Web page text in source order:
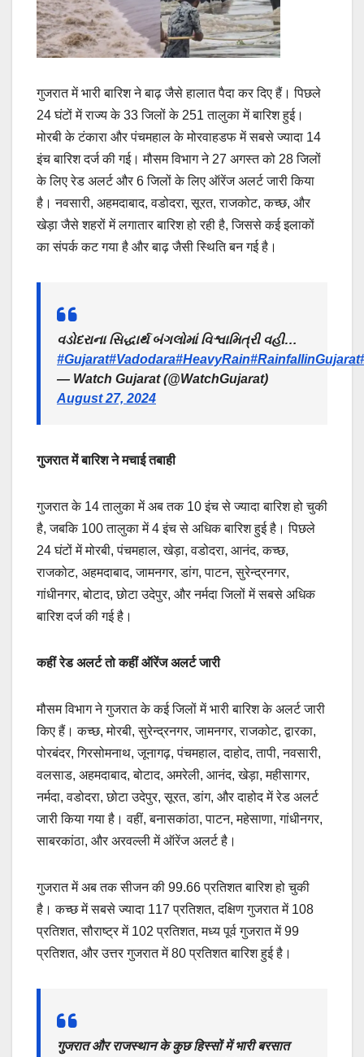
गुजरात में भारी बारिश ने बाढ़ जैसे हालात पैदा कर दिए हैं। पिछले
24 घंटों में राज्य के 33 जिलों के 251 तालुका में बारिश हुई।
मोरबी के टंकारा और पंचमहाल के मोरवाहडफ में सबसे ज्यादा 14
इंच बारिश दर्ज की गई। मौसम विभाग ने 27 अगस्त को 28 जिलों
के लिए रेड अलर्ट और 6 जिलों के लिए ऑरेंज अलर्ट जारी किया
है। नवसारी, अहमदाबाद, वडोदरा, सूरत, राजकोट, कच्छ, और
खेड़ा जैसे शहरों में लगातार बारिश हो रही है, जिससे कई इलाकों
का संपर्क कट गया है और बाढ़ जैसी स्थिति बन गई है।
વડોદરાના સિદ્ધાર્થ બંગલોમાં વિશ્વામિત્રી વહી…
#Gujarat#Vadodara#HeavyRain#RainfallinGujarat
— Watch Gujarat (@WatchGujarat)
August 27, 2024
गुजरात में बारिश ने मचाई तबाही
गुजरात के 14 तालुका में अब तक 10 इंच से ज्यादा बारिश हो चुकी
है, जबकि 100 तालुका में 4 इंच से अधिक बारिश हुई है। पिछले
24 घंटों में मोरबी, पंचमहाल, खेड़ा, वडोदरा, आनंद, कच्छ,
राजकोट, अहमदाबाद, जामनगर, डांग, पाटन, सुरेन्द्रनगर,
गांधीनगर, बोटाद, छोटा उदेपुर, और नर्मदा जिलों में सबसे अधिक
बारिश दर्ज की गई है।
कहीं रेड अलर्ट तो कहीं ऑरेंज अलर्ट जारी
मौसम विभाग ने गुजरात के कई जिलों में भारी बारिश के अलर्ट जारी
किए हैं। कच्छ, मोरबी, सुरेन्द्रनगर, जामनगर, राजकोट, द्वारका,
पोरबंदर, गिरसोमनाथ, जूनागढ़, पंचमहाल, दाहोद, तापी, नवसारी,
वलसाड, अहमदाबाद, बोटाद, अमरेली, आनंद, खेड़ा, महीसागर,
नर्मदा, वडोदरा, छोटा उदेपुर, सूरत, डांग, और दाहोद में रेड अलर्ट
जारी किया गया है। वहीं, बनासकांठा, पाटन, महेसाणा, गांधीनगर,
साबरकांठा, और अरवल्ली में ऑरेंज अलर्ट है।
गुजरात में अब तक सीजन की 99.66 प्रतिशत बारिश हो चुकी
है। कच्छ में सबसे ज्यादा 117 प्रतिशत, दक्षिण गुजरात में 108
प्रतिशत, सौराष्ट्र में 102 प्रतिशत, मध्य पूर्व गुजरात में 99
प्रतिशत, और उत्तर गुजरात में 80 प्रतिशत बारिश हुई है।
गुजरात और राजस्थान के कुछ हिस्सों में भारी बरसात